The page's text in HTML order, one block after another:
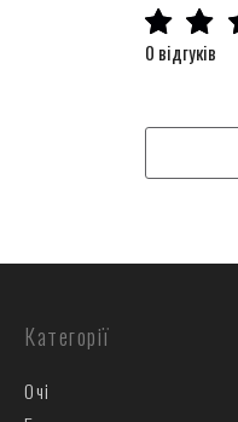
0 відгуків
Категорії
Очі